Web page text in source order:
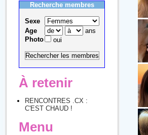
Recherche membres
Sexe
Age
ans
Photo
oui
À retenir
RENCONTRES .CX :
C'EST CHAUD !
Menu